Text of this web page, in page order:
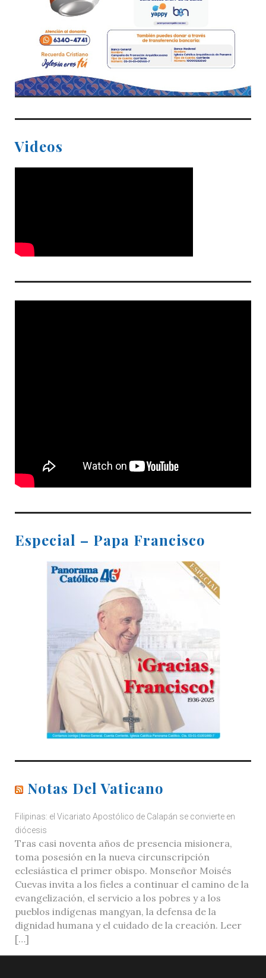
Videos
Especial – Papa Francisco
Notas Del Vaticano
Filipinas: el Vicariato Apostólico de Calapán se convierte en
diócesis
Tras casi noventa años de presencia misionera,
toma posesión en la nueva circunscripción
eclesiástica el primer obispo. Monseñor Moisés
Cuevas invita a los fieles a continuar el camino de la
evangelización, el servicio a los pobres y a los
pueblos indígenas mangyan, la defensa de la
dignidad humana y el cuidado de la creación. Leer
[…]